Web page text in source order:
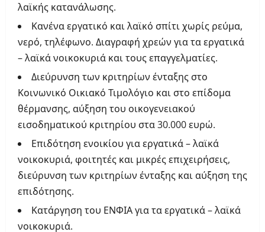
λαϊκής κατανάλωσης.
Κανένα εργατικό και λαϊκό σπίτι χωρίς ρεύμα,
νερό, τηλέφωνο. Διαγραφή χρεών για τα εργατικά
– λαϊκά νοικοκυριά και τους επαγγελματίες.
Διεύρυνση των κριτηρίων ένταξης στο
Κοινωνικό Οικιακό Τιμολόγιο και στο επίδομα
θέρμανσης, αύξηση του οικογενειακού
εισοδηματικού κριτηρίου στα 30.000 ευρώ.
Επιδότηση ενοικίου για εργατικά – λαϊκά
νοικοκυριά, φοιτητές και μικρές επιχειρήσεις,
διεύρυνση των κριτηρίων ένταξης και αύξηση της
επιδότησης.
Κατάργηση του ΕΝΦΙΑ για τα εργατικά – λαϊκά
νοικοκυριά.